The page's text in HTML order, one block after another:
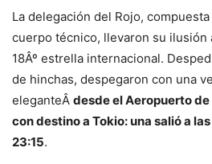
La delegación del Rojo,
cuerpo técnico, llevaron su ilusión
18Âº estrella internacional.
de hinchas, despegaron con una
eleganteÂ desde el Aeropuerto
con destino a Tokio: una salió a
23:15.